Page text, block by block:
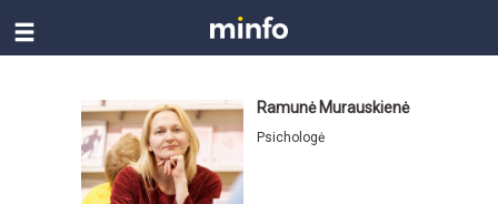
Ramunė Murauskienė
Psichologė